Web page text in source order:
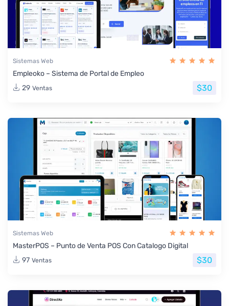
Sistemas Web
Empleoko – Sistema de Portal de Empleo
29 Ventas $30
Sistemas Web
MasterPOS – Punto de Venta POS Con Catalogo Digital
97 Ventas $30